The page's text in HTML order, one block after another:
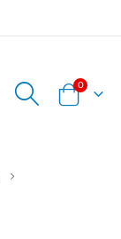
Warenkorb
0